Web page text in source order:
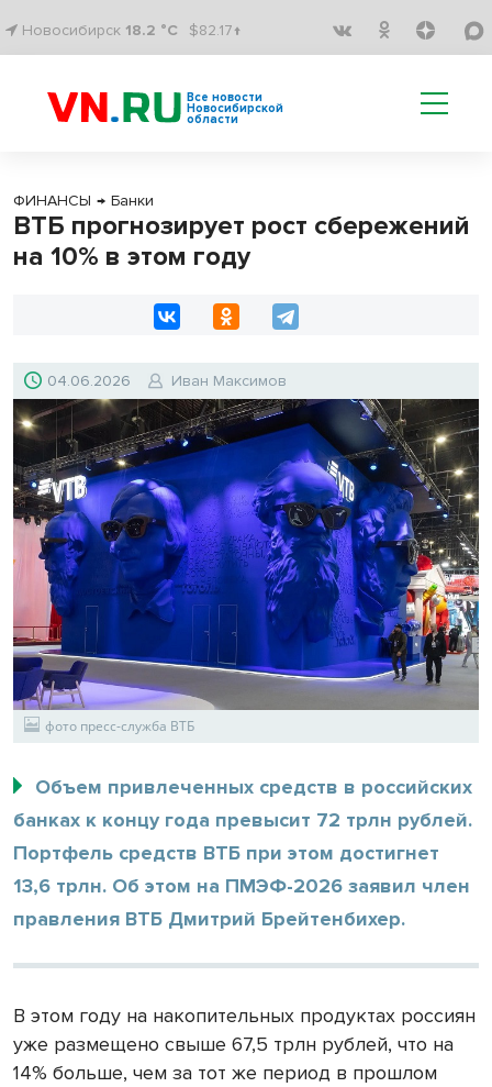
Новосибирск 18.2 °C $82.17↑
Все новости
Новосибирской
области
ФИНАНСЫ → Банки
ВТБ прогнозирует рост сбережений
на 10% в этом году
04.06.2026 Иван Максимов
фото пресс-служба ВТБ
Объем привлеченных средств в российских
банках к концу года превысит 72 трлн рублей.
Портфель средств ВТБ при этом достигнет
13,6 трлн. Об этом на ПМЭФ-2026 заявил член
правления ВТБ Дмитрий Брейтенбихер.
В этом году на накопительных продуктах россиян
уже размещено свыше 67,5 трлн рублей, что на
14% больше, чем за тот же период в прошлом